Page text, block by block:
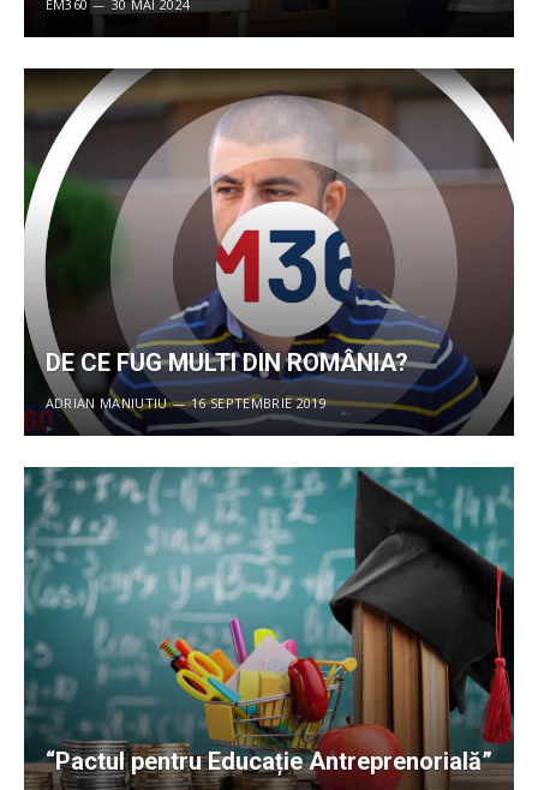
EM360 30 MAI 2024
DE CE FUG MULTI DIN ROMÂNIA?
ADRIAN MANIUTIU 16 SEPTEMBRIE 2019
“Pactul pentru Educație Antreprenorială”